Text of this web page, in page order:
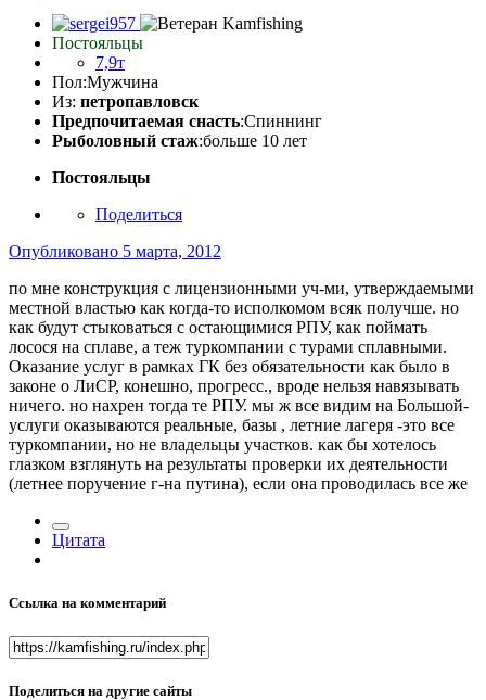
Постояльцы
7,9т
Пол:Мужчина
Из: петропавловск
Предпочитаемая снасть:Спиннинг
Рыболовный стаж:больше 10 лет
Постояльцы
Поделиться
Опубликовано 5 марта, 2012
по мне конструкция с лицензионными уч-ми, утверждаемыми
местной властью как когда-то исполкомом всяк получше. но
как будут стыковаться с остающимися РПУ, как поймать
лосося на сплаве, а теж туркомпании с турами сплавными.
Оказание услуг в рамках ГК без обязательности как было в
законе о ЛиСР, конешно, прогресс., вроде нельзя навязывать
ничего. но нахрен тогда те РПУ. мы ж все видим на Большой-
услуги оказываются реальные, базы , летние лагеря -это все
туркомпании, но не владельцы участков. как бы хотелось
глазком взглянуть на результаты проверки их деятельности
(летнее поручение г-на путина), если она проводилась все же
Цитата
Ссылка на комментарий
Поделиться на другие сайты